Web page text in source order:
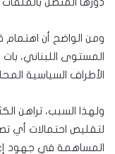
ومن الواضح أن اهتمام
المستوى اللبناني،
الأطراف السياسية
ولهذا السبب، تراهن
لتقليص احتمالات أي
المساهمة في جهود